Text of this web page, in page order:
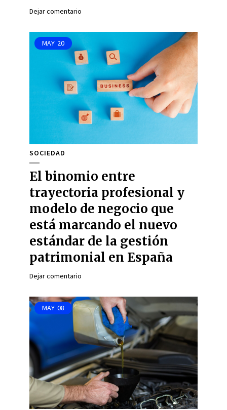
Dejar comentario
MAY 20
SOCIEDAD
El binomio entre
trayectoria profesional y
modelo de negocio que
está marcando el nuevo
estándar de la gestión
patrimonial en España
Dejar comentario
MAY 08